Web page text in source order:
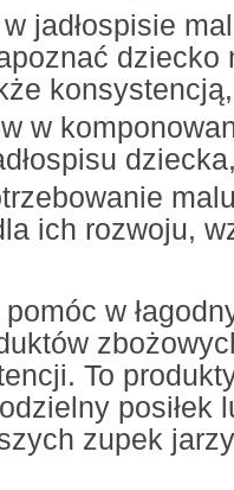
jadłospisie
dziecko
konsystencją,
w
ich rozwoju,
w
To
posiłek
zupek